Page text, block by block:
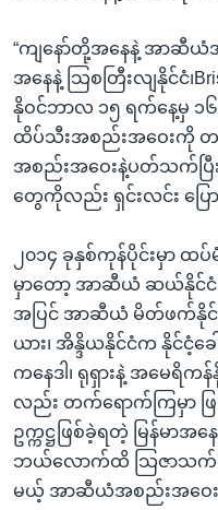
“ကျနော်တို့အနေနဲ့ အာဆီယံ
အနေနဲ့ သြစတြီးလျနိုင်ငံ၊
နိုဝင်ဘာလ ၁၅ ရက်နေ့မှ ၁
ထိပ်သီးအစည်းအဝေးကို
အစည်းအဝေးနဲ့ပတ်သက်ပြီ
တွေကိုလည်း ရှင်းလင်း ပြော
၂၀၁၄ ခုနှစ်ကုန်ပိုင်းမှာ
မှာတော့ အာဆီယံ ဆယ်နိုင်ငံ
အပြင် အာဆီယံ မိတ်ဖက်နိုင်
ယား၊ အိန္ဒိယနိုင်ငံက နိုင်ငံ့ခ
ကနေဒါ၊ ရုရှားနဲ့ အမေရိက
လည်း တက်ရောက်ကြမှာ ဖ
ဥက္ကဋ္ဌဖြစ်ခဲ့ရတဲ့ မြန်မာ
ဘယ်လောက်ထိ သြဇာသက်
မယ့် အာဆီယံအစည်းအဝေးမှ